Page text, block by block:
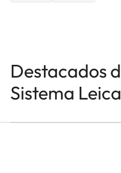
Destacados
Sistema